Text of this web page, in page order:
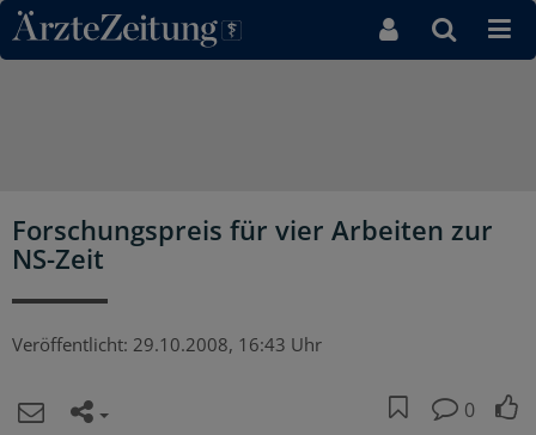
Direkt zum Inhaltsbereich
Forschungspreis für vier Arbeiten zur
NS-Zeit
Veröffentlicht: 29.10.2008, 16:43 Uhr
0